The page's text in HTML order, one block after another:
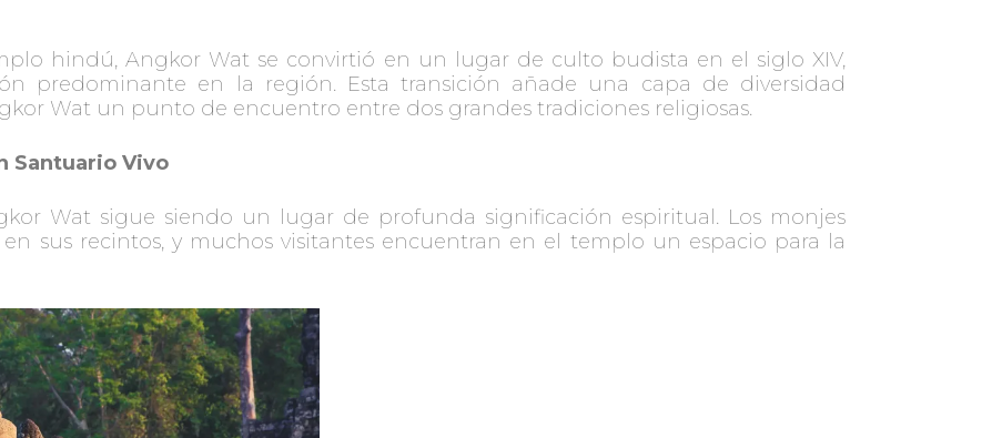
hindú, Angkor Wat se convirtió en un lugar de culto budista en el siglo XIV,
predominante en la región. Esta transición añade una capa de diversidad
Wat un punto de encuentro entre dos grandes tradiciones religiosas.
Santuario Vivo
Wat sigue siendo un lugar de profunda significación espiritual. Los monjes
sus recintos, y muchos visitantes encuentran en el templo un espacio para la